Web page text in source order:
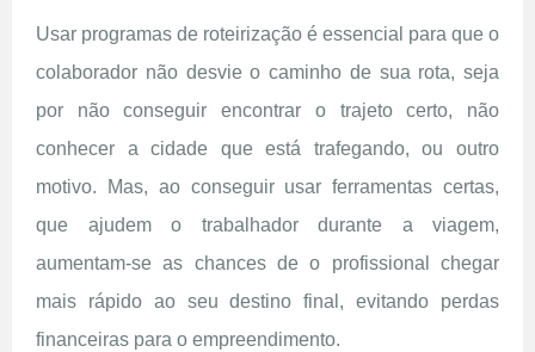
Usar programas de roteirização é essencial para que o
colaborador não desvie o caminho de sua rota, seja
por não conseguir encontrar o trajeto certo, não
conhecer a cidade que está trafegando, ou outro
motivo. Mas, ao conseguir usar ferramentas certas,
que ajudem o trabalhador durante a viagem,
aumentam-se as chances de o profissional chegar
mais rápido ao seu destino final, evitando perdas
financeiras para o empreendimento.